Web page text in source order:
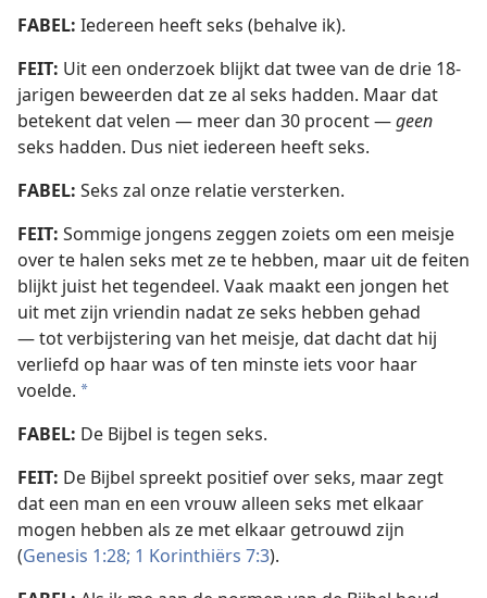
FABEL: Iedereen heeft seks (behalve ik).
FEIT: Uit een onderzoek blijkt dat twee van de drie 18-
jarigen beweerden dat ze al seks hadden. Maar dat
betekent dat velen — meer dan 30 procent —geen
seks hadden. Dus niet iedereen heeft seks.
FABEL: Seks zal onze relatie versterken.
FEIT: Sommige jongens zeggen zoiets om een meisje
over te halen seks met ze te hebben, maar uit de feiten
blijkt juist het tegendeel. Vaak maakt een jongen het
uit met zijn vriendin nadat ze seks hebben gehad
— tot verbijstering van het meisje, dat dacht dat hij
verliefd op haar was of ten minste iets voor haar
voelde. a
FABEL: De Bijbel is tegen seks.
FEIT: De Bijbel spreekt positief over seks, maar zegt
dat een man en een vrouw alleen seks met elkaar
mogen hebben als ze met elkaar getrouwd zijn
(Genesis 1:28; 1 Korinthiërs 7:3).